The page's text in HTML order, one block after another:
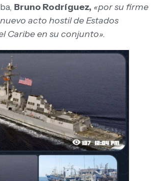
Bruno Rodríguez, «por su firme
acto hostil de Estados
Caribe en su conjunto».